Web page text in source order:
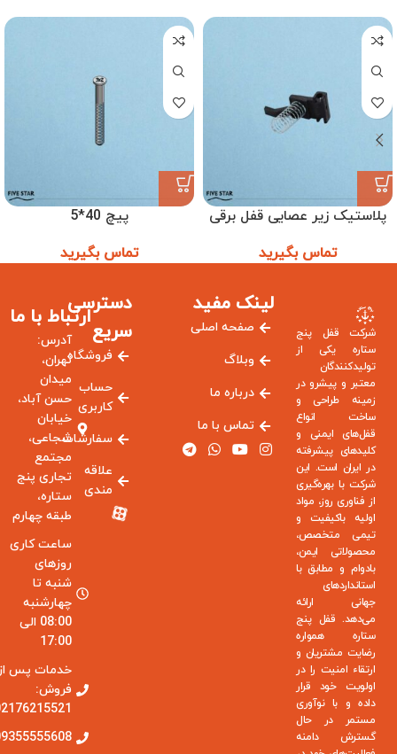
پلاستیک زیر عصایی قفل برقی
تماس بگیرید
پیچ 40*5
تماس بگیرید
شرکت قفل پنج
ستاره یکی از
تولیدکنندگان
معتبر و پیشرو در
زمینه طراحی و
ساخت انواع
قفل‌های ایمنی و
کلیدهای پیشرفته
در ایران است. این
شرکت با بهره‌گیری
از فناوری روز، مواد
اولیه باکیفیت و
تیمی متخصص،
محصولاتی ایمن،
بادوام و مطابق با
استانداردهای
جهانی ارائه
می‌دهد. قفل پنج
ستاره همواره
رضایت مشتریان و
ارتقاء امنیت را در
اولویت خود قرار
داده و با نوآوری
مستمر در حال
گسترش دامنه
لینک مفید
صفحه اصلی
وبلاگ
درباره ما
تماس با ما
دسترسی
سریع
فروشگاه
حساب
کاربری
سفارشات
علاقه
مندی
ارتباط با ما
آدرس:
تهران،
میدان
حسن آباد،
خیابان
شجاعی،
مجتمع
تجاری پنج
ستاره،
طبقه چهارم
ساعت کاری
روزهای
شنبه تا
چهارشنبه
08:00 الی
17:00
خدمات پس
فروش: